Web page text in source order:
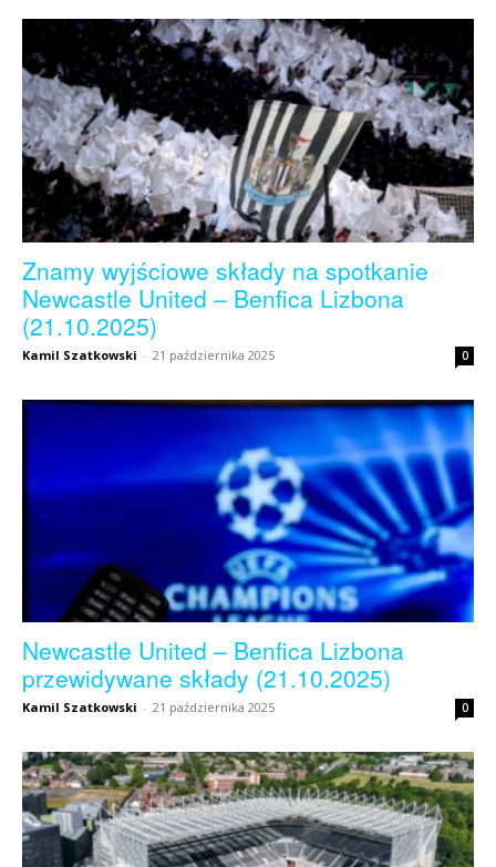
Znamy wyjściowe składy na spotkanie
Newcastle United – Benfica Lizbona
(21.10.2025)
Kamil Szatkowski - 21 października 2025 0
Newcastle United – Benfica Lizbona
przewidywane składy (21.10.2025)
Kamil Szatkowski - 21 października 2025 0